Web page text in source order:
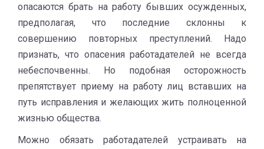
опасаются брать на работу бывших осужденных,
предполагая, что последние склонны к
совершению повторных преступлений. Надо
признать, что опасения работадателей не всегда
небеспочвенны. Но подобная осторожность
препятствует приему на работу лиц вставших на
путь исправления и желающих жить полноценной
жизнью общества.
Можно обязать работадателей устраивать на